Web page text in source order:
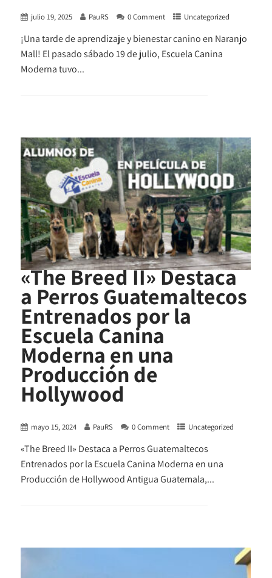
julio 19, 2025 PauRS 0 Comment Uncategorized
¡Una tarde de aprendizaje y bienestar canino en Naranjo
Mall! El pasado sábado 19 de julio, Escuela Canina
Moderna tuvo...
«The Breed II» Destaca
a Perros Guatemaltecos
Entrenados por la
Escuela Canina
Moderna en una
Producción de
Hollywood
mayo 15, 2024 PauRS 0 Comment Uncategorized
«The Breed II» Destaca a Perros Guatemaltecos
Entrenados por la Escuela Canina Moderna en una
Producción de Hollywood Antigua Guatemala,...